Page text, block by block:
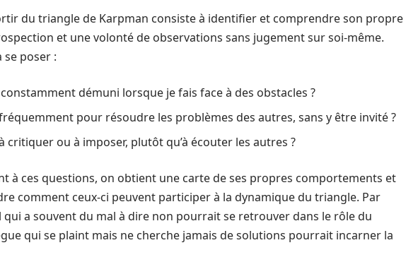
du triangle de Karpman consiste à identifier et comprendre son propre
et une volonté de observations sans jugement sur soi-même.
se poser :
démuni lorsque je fais face à des obstacles ?
pour résoudre les problèmes des autres, sans y être invité ?
critiquer ou à imposer, plutôt qu’à écouter les autres ?
à ces questions, on obtient une carte de ses propres comportements et
comment ceux-ci peuvent participer à la dynamique du triangle. Par
a souvent du mal à dire non pourrait se retrouver dans le rôle du
qui se plaint mais ne cherche jamais de solutions pourrait incarner la